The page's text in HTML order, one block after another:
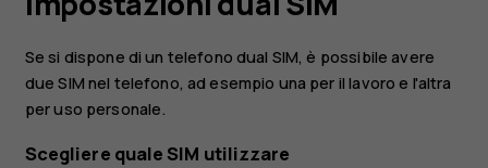
Nokia
X10
Se si dispone di un telefono dual SIM, è possibile avere
due SIM nel telefono, ad esempio una per il lavoro e l'altra
per uso personale.
Scegliere quale SIM utilizzare